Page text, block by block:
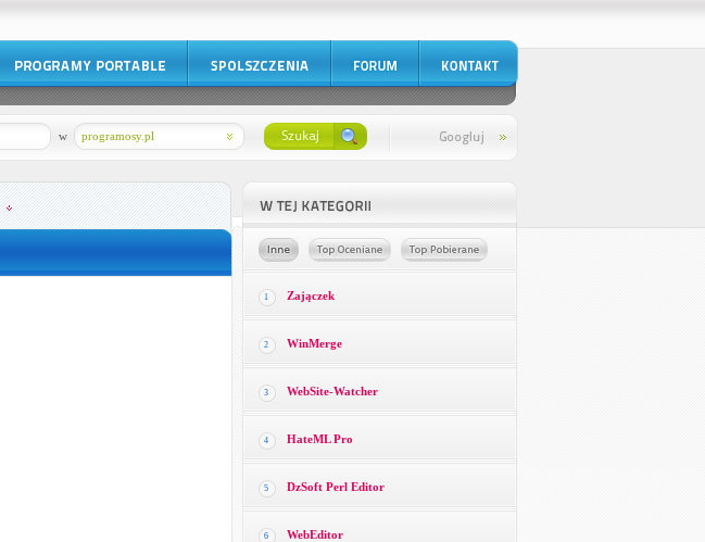
programosy.pl
w
1 Zajączek
2 WinMerge
3 WebSite-Watcher
4 HateML Pro
5 DzSoft Perl Editor
6 WebEditor